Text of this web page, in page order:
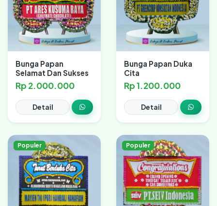
Bunga Papan
Selamat Dan Sukses
Rp 2.000.000
Detail
Bunga Papan Duka
Cita
Rp 1.200.000
Detail
Populer Populer